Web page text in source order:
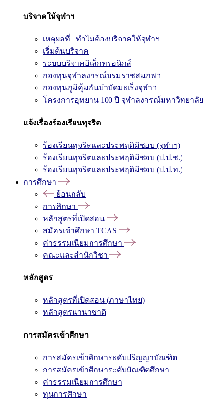
บริจาคให้จุฬาฯ
เหตุผลที่...ทำไมต้องบริจาคให้จุฬาฯ
เริ่มต้นบริจาค
ระบบบริจาคอิเล็กทรอนิกส์
กองทุนจุฬาลงกรณ์บรมราชสมภพฯ
กองทุนภูมิคุ้มกันบำบัดมะเร็งจุฬาฯ
โครงการอุทยาน 100 ปี จุฬาลงกรณ์มหาวิทยาลัย
แจ้งเรื่องร้องเรียนทุจริต
ร้องเรียนทุจริตและประพฤติมิชอบ (จุฬาฯ)
ร้องเรียนทุจริตและประพฤติมิชอบ (ป.ป.ช.)
ร้องเรียนทุจริตและประพฤติมิชอบ (ป.ป.ท.)
การศึกษา
ย้อนกลับ
การศึกษา
หลักสูตรที่เปิดสอน
สมัครเข้าศึกษา TCAS
ค่าธรรมเนียมการศึกษา
คณะและสำนักวิชา
หลักสูตร
หลักสูตรที่เปิดสอน (ภาษาไทย)
หลักสูตรนานาชาติ
การสมัครเข้าศึกษา
การสมัครเข้าศึกษาระดับปริญญาบัณฑิต
การสมัครเข้าศึกษาระดับบัณฑิตศึกษา
ค่าธรรมเนียมการศึกษา
ทุนการศึกษา